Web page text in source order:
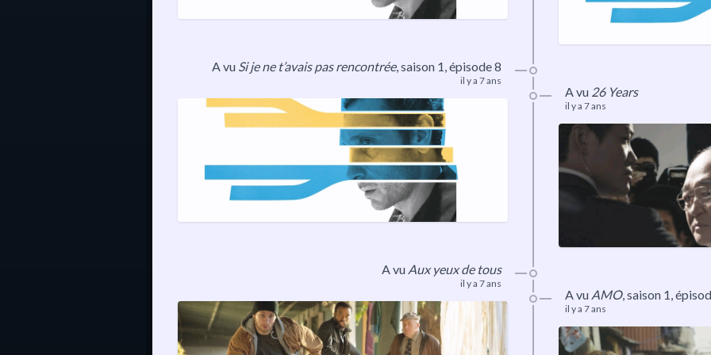
A vu Si je ne t’avais pas rencontrée, saison 1, épisode 8
il y a 7 ans
A vu 26 Years
il y a 7 ans
A vu Aux yeux de tous
il y a 7 ans
A vu AMO,saison 1,
il y a 7 ans